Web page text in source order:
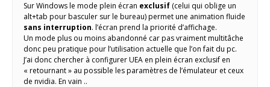
Sur Windows le mode plein écran exclusif (celui qui oblige un
alt+tab pour basculer sur le bureau) permet une animation fluide
sans interruption. l’écran prend la priorité d’affichage.
Un mode plus ou moins abandonné car pas vraiment multitâche
donc peu pratique pour l’utilisation actuelle que l’on fait du pc.
J’ai donc chercher à configurer UEA en plein écran exclusif en
« retournant » au possible les paramètres de l’émulateur et ceux
de nvidia. En vain ..